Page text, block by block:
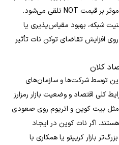
بلاک چین تون یکی دیگر از عوامل موثر بر قیمت NOT تلقی می‌شود.
شبکه، بهبود مقیاس‌پذیری یا
افزایش تقاضای توکن نات تأثیر
کلان
توسط شرکت‌ها و سازمان‌های
کلی اقتصاد و وضعیت بازار رمزارز
مثل بیت کوین و اتریوم روی صعودی
اگر نات کوین در ایجاد
بازار کریپتو یا همکاری با